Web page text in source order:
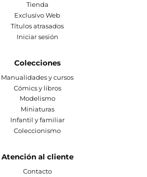
Tienda
Exclusivo Web
Títulos atrasados
Iniciar sesión
Colecciones
Manualidades y cursos
Cómics y libros
Modelismo
Miniaturas
Infantil y familiar
Coleccionismo
Atención al cliente
Contacto